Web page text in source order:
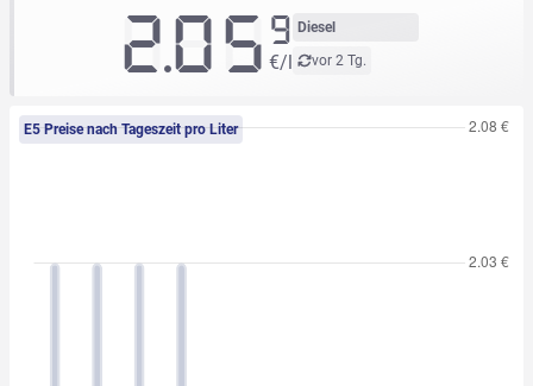
Diesel
vor 2 Tg.
2.059
€/l
E5 Preise nach Tageszeit pro Liter